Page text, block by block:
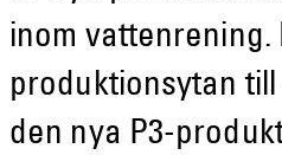
inom vattenrening.
produktionsytan till
den nya P3-